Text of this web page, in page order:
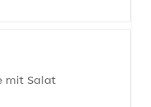
mit Salat